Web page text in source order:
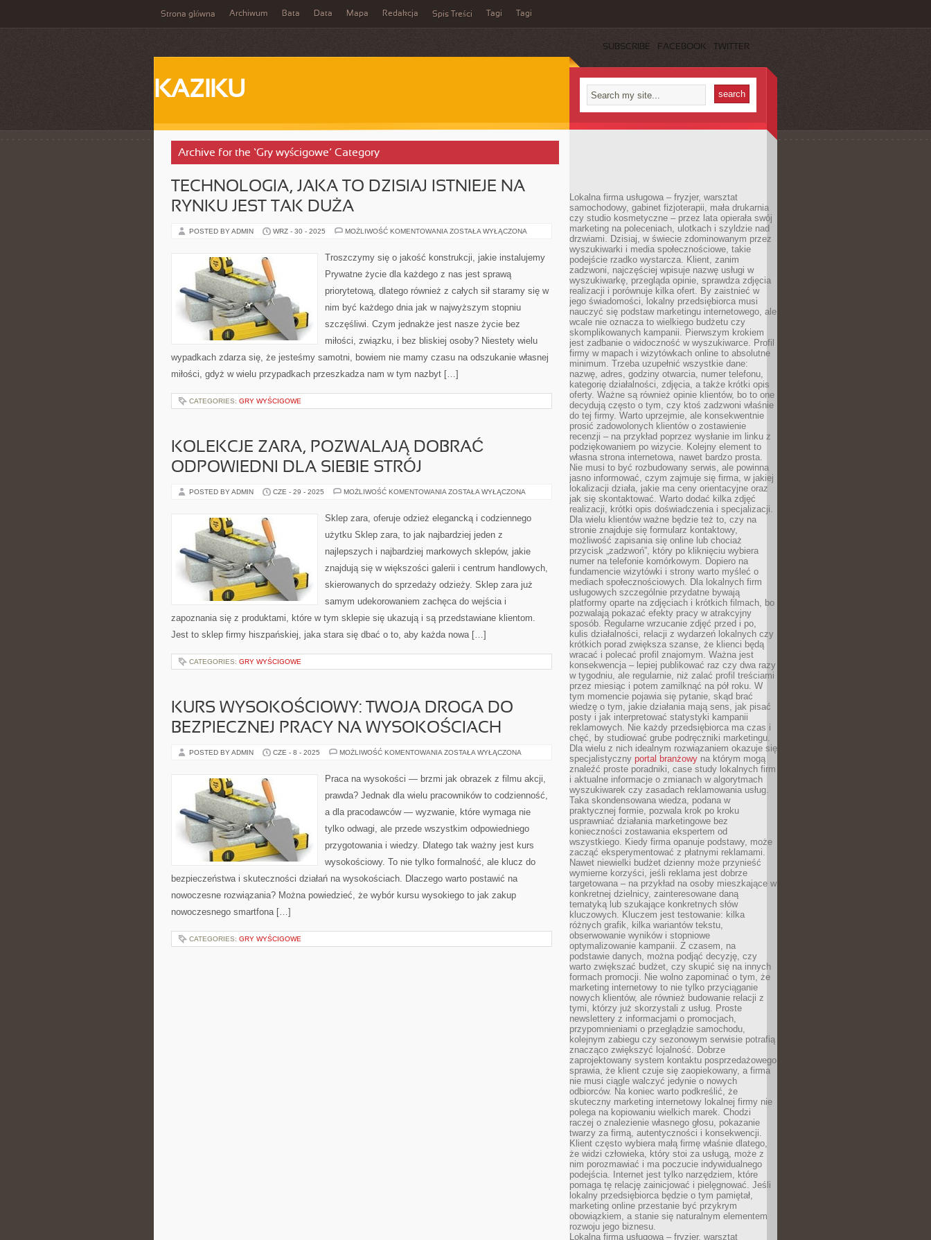
Strona główna Archiwum Bata Data Mapa Redakcja Spis Treści Tagi Tagi
SUBSCRIBE FACEBOOK TWITTER
KAZIKU
Archive for the ‘Gry wyścigowe’ Category
TECHNOLOGIA, JAKA TO DZISIAJ ISTNIEJE NA
RYNKU JEST TAK DUŻA
POSTED BY ADMIN WRZ - 30 - 2025 MOŻLIWOŚĆ KOMENTOWANIA TECHNOLOGIA,
DZISIAJ
ISTNIEJE
RYNKU
TAK
ZOSTAŁA WYŁĄCZONA
Troszczymy się o jakość konstrukcji, jakie instalujemy
Prywatne życie dla każdego z nas jest sprawą
priorytetową, dlatego również z całych sił staramy się w
nim być każdego dnia jak w najwyższym stopniu
szczęśliwi. Czym jednakże jest nasze życie bez
miłości, związku, i bez bliskiej osoby? Niestety wielu
wypadkach zdarza się, że jesteśmy samotni, bowiem nie mamy czasu na odszukanie własnej
miłości, gdyż w wielu przypadkach przeszkadza nam w tym nazbyt […]
CATEGORIES: GRY WYŚCIGOWE
KOLEKCJE ZARA, POZWALAJĄ DOBRAĆ
ODPOWIEDNI DLA SIEBIE STRÓJ
POSTED BY ADMIN CZE - 29 - 2025 MOŻLIWOŚĆ KOMENTOWANIA KOLEKCJE
DOBRAĆ
ODPOWIEDNI
SIEBIE
ZOSTAŁA WYŁĄCZONA
Sklep zara, oferuje odzież elegancką i codziennego
użytku Sklep zara, to jak najbardziej jeden z
najlepszych i najbardziej markowych sklepów, jakie
znajdują się w większości galerii i centrum handlowych,
skierowanych do sprzedaży odzieży. Sklep zara już
samym udekorowaniem zachęca do wejścia i
zapoznania się z produktami, które w tym sklepie się ukazują i są przedstawiane klientom.
Jest to sklep firmy hiszpańskiej, jaka stara się dbać o to, aby każda nowa […]
CATEGORIES: GRY WYŚCIGOWE
KURS WYSOKOŚCIOWY: TWOJA DROGA DO
BEZPIECZNEJ PRACY NA WYSOKOŚCIACH
POSTED BY ADMIN CZE - 8 - 2025 MOŻLIWOŚĆ KOMENTOWANIA KURS
DROGA
DO
PRACY
WYSOKOŚCIACH
ZOSTAŁA WYŁĄCZONA
Praca na wysokości — brzmi jak obrazek z filmu akcji,
prawda? Jednak dla wielu pracowników to codzienność,
a dla pracodawców — wyzwanie, które wymaga nie
tylko odwagi, ale przede wszystkim odpowiedniego
przygotowania i wiedzy. Dlatego tak ważny jest kurs
wysokościowy. To nie tylko formalność, ale klucz do
bezpieczeństwa i skuteczności działań na wysokościach. Dlaczego warto postawić na
nowoczesne rozwiązania? Można powiedzieć, że wybór kursu wysokiego to jak zakup
nowoczesnego smartfona […]
CATEGORIES: GRY WYŚCIGOWE
Lokalna firma usługowa – fryzjer, warsztat
samochodowy, gabinet fizjoterapii, mała drukarnia
czy studio kosmetyczne – przez lata opierała swój
marketing na poleceniach, ulotkach i szyldzie nad
drzwiami. Dzisiaj, w świecie zdominowanym przez
wyszukiwarki i media społecznościowe, takie
podejście rzadko wystarcza. Klient, zanim
zadzwoni, najczęściej wpisuje nazwę usługi w
wyszukiwarkę, przegląda opinie, sprawdza zdjęcia
realizacji i porównuje kilka ofert. By zaistnieć w
jego świadomości, lokalny przedsiębiorca musi
nauczyć się podstaw marketingu internetowego, ale
wcale nie oznacza to wielkiego budżetu czy
skomplikowanych kampanii. Pierwszym krokiem
jest zadbanie o widoczność w wyszukiwarce. Profil
firmy w mapach i wizytówkach online to absolutne
minimum. Trzeba uzupełnić wszystkie dane:
nazwę, adres, godziny otwarcia, numer telefonu,
kategorię działalności, zdjęcia, a także krótki opis
oferty. Ważne są również opinie klientów, bo to one
decydują często o tym, czy ktoś zadzwoni właśnie
do tej firmy. Warto uprzejmie, ale konsekwentnie
prosić zadowolonych klientów o zostawienie
recenzji – na przykład poprzez wysłanie im linku z
podziękowaniem po wizycie. Kolejny element to
własna strona internetowa, nawet bardzo prosta.
Nie musi to być rozbudowany serwis, ale powinna
jasno informować, czym zajmuje się firma, w jakiej
lokalizacji działa, jakie ma ceny orientacyjne oraz
jak się skontaktować. Warto dodać kilka zdjęć
realizacji, krótki opis doświadczenia i specjalizacji.
Dla wielu klientów ważne będzie też to, czy na
stronie znajduje się formularz kontaktowy,
możliwość zapisania się online lub chociaż
przycisk „zadzwoń”, który po kliknięciu wybiera
numer na telefonie komórkowym. Dopiero na
fundamencie wizytówki i strony warto myśleć o
mediach społecznościowych. Dla lokalnych firm
usługowych szczególnie przydatne bywają
platformy oparte na zdjęciach i krótkich filmach, bo
pozwalają pokazać efekty pracy w atrakcyjny
sposób. Regularne wrzucanie zdjęć przed i po,
kulis działalności, relacji z wydarzeń lokalnych czy
krótkich porad zwiększa szanse, że klienci będą
wracać i polecać profil znajomym. Ważna jest
konsekwencja – lepiej publikować raz czy dwa razy
w tygodniu, ale regularnie, niż zalać profil treściami
przez miesiąc i potem zamilknąć na pół roku. W
tym momencie pojawia się pytanie, skąd brać
wiedzę o tym, jakie działania mają sens, jak pisać
posty i jak interpretować statystyki kampanii
reklamowych. Nie każdy przedsiębiorca ma czas i
chęć, by studiować grube podręczniki marketingu.
Dla wielu z nich idealnym rozwiązaniem okazuje się
specjalistyczny portal branżowy na którym mogą
znaleźć proste poradniki, case study lokalnych firm
i aktualne informacje o zmianach w algorytmach
wyszukiwarek czy zasadach reklamowania usług.
Taka skondensowana wiedza, podana w
praktycznej formie, pozwala krok po kroku
usprawniać działania marketingowe bez
konieczności zostawania ekspertem od
wszystkiego. Kiedy firma opanuje podstawy, może
zacząć eksperymentować z płatnymi reklamami.
Nawet niewielki budżet dzienny może przynieść
wymierne korzyści, jeśli reklama jest dobrze
targetowana – na przykład na osoby mieszkające w
konkretnej dzielnicy, zainteresowane daną
tematyką lub szukające konkretnych słów
kluczowych. Kluczem jest testowanie: kilka
różnych grafik, kilka wariantów tekstu,
obserwowanie wyników i stopniowe
optymalizowanie kampanii. Z czasem, na
podstawie danych, można podjąć decyzję, czy
warto zwiększać budżet, czy skupić się na innych
formach promocji. Nie wolno zapominać o tym, że
marketing internetowy to nie tylko przyciąganie
nowych klientów, ale również budowanie relacji z
tymi, którzy już skorzystali z usług. Proste
newslettery z informacjami o promocjach,
przypomnieniami o przeglądzie samochodu,
kolejnym zabiegu czy sezonowym serwisie potrafią
znacząco zwiększyć lojalność. Dobrze
zaprojektowany system kontaktu posprzedażowego
sprawia, że klient czuje się zaopiekowany, a firma
nie musi ciągle walczyć jedynie o nowych
odbiorców. Na koniec warto podkreślić, że
skuteczny marketing internetowy lokalnej firmy nie
polega na kopiowaniu wielkich marek. Chodzi
raczej o znalezienie własnego głosu, pokazanie
twarzy za firmą, autentyczności i konsekwencji.
Klient często wybiera małą firmę właśnie dlatego,
że widzi człowieka, który stoi za usługą, może z
nim porozmawiać i ma poczucie indywidualnego
podejścia. Internet jest tylko narzędziem, które
pomaga tę relację zainicjować i pielęgnować. Jeśli
lokalny przedsiębiorca będzie o tym pamiętał,
marketing online przestanie być przykrym
obowiązkiem, a stanie się naturalnym elementem
rozwoju jego biznesu.
Lokalna firma usługowa – fryzjer, warsztat